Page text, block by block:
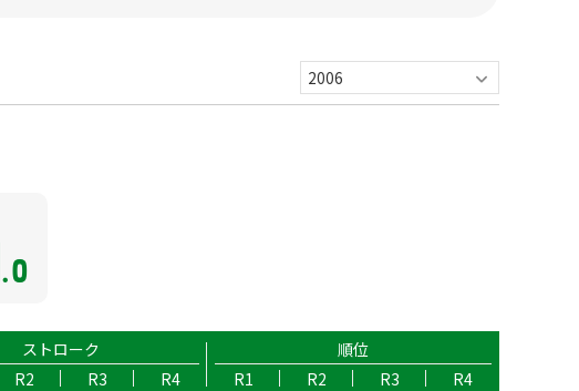
.0
ストローク
順位
R2 R3 R4 R1 R2 R3
R4